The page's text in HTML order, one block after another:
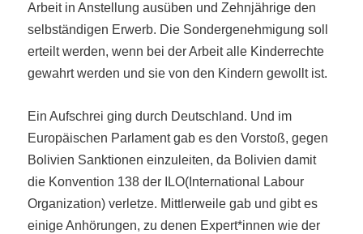
Arbeit in Anstellung ausüben und Zehnjährige den
selbständigen Erwerb. Die Sondergenehmigung soll
erteilt werden, wenn bei der Arbeit alle Kinderrechte
gewahrt werden und sie von den Kindern gewollt ist.
Ein Aufschrei ging durch Deutschland. Und im
Europäischen Parlament gab es den Vorstoß, gegen
Bolivien Sanktionen einzuleiten, da Bolivien damit
die Konvention 138 der ILO(International Labour
Organization) verletze. Mittlerweile gab und gibt es
einige Anhörungen, zu denen Expert*innen wie der